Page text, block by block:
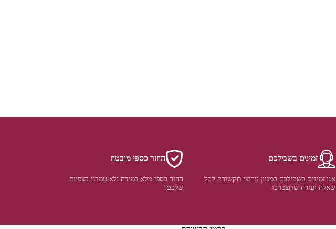
זמינים בשבילכם
אנו זמינים בשבילכם במגוון ערוצי תקשורת לכל
שאלה ועזרה שתצטרכו
החזר כספי מובטח
החזר כספי מלא במידה ולא עמדנו בצפיות
שלכם!